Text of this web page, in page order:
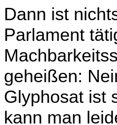
Dann ist
Parlament
geheißen:
Glyphosat ist
kann man